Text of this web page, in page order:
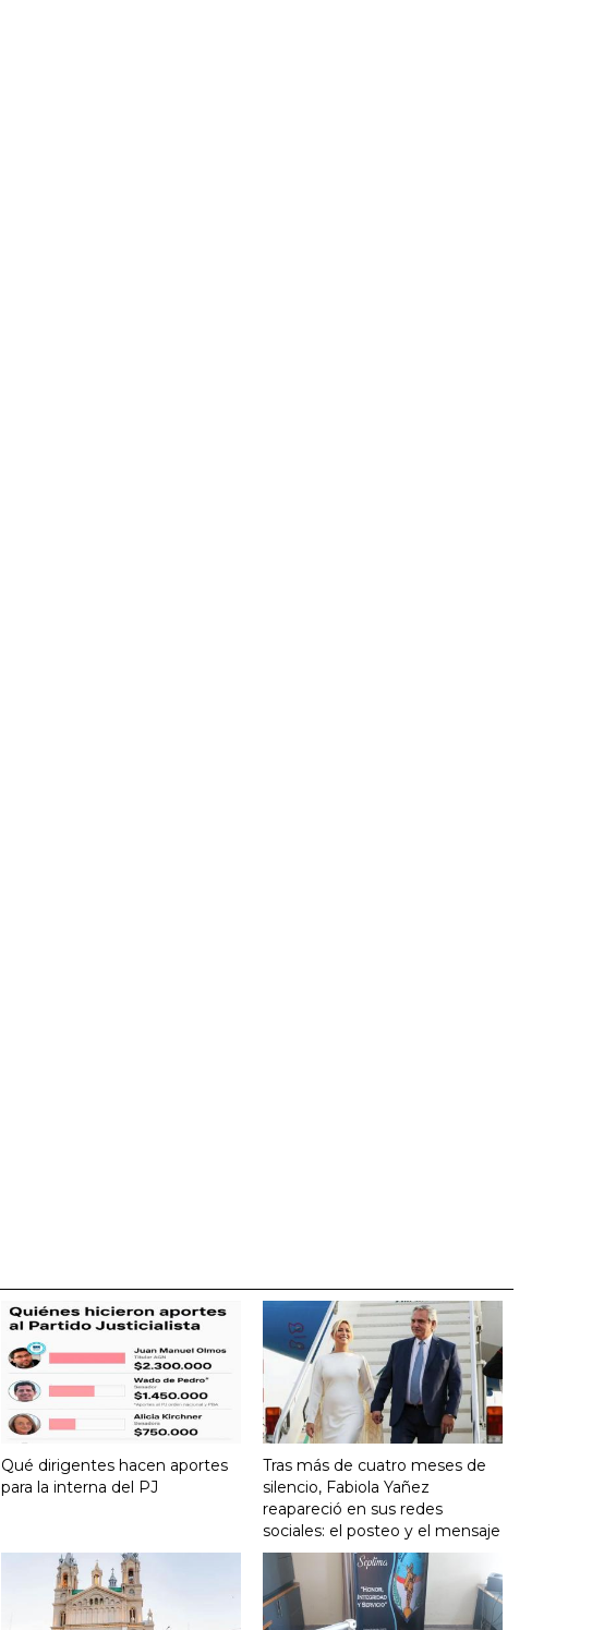
Qué dirigentes hacen aportes
para la interna del PJ
Tras más de cuatro meses de
silencio, Fabiola Yañez
reapareció en sus redes
sociales: el posteo y el mensaje